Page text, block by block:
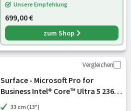
Unsere Empfehlung
699,00 €
zum Shop
Vergleichen
Surface - Microsoft Pro for
Business Intel® Core™ Ultra 5 236V
Business Tablet 33,02 cm (13 Zoll)
33 cm (13")